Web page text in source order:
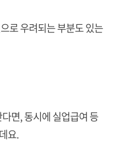
로 우려되는 부분도 있는
면, 동시에 실업급여 등
요.